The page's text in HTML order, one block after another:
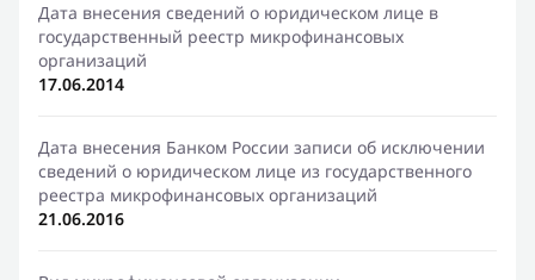
Дата внесения сведений о юридическом лице в
государственный реестр микрофинансовых
организаций
17.06.2014
Дата внесения Банком России записи об исключении
сведений о юридическом лице из государственного
реестра микрофинансовых организаций
21.06.2016